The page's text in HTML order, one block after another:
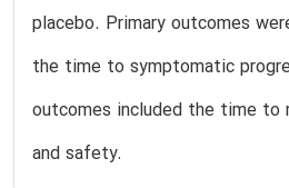
placebo. Primary outcomes
the time to symptomatic
outcomes included the time to
and safety.